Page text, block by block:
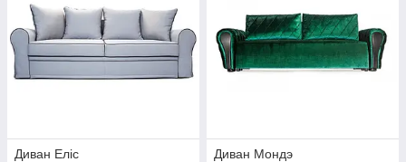
Диван Еліс
Диван Мондэ